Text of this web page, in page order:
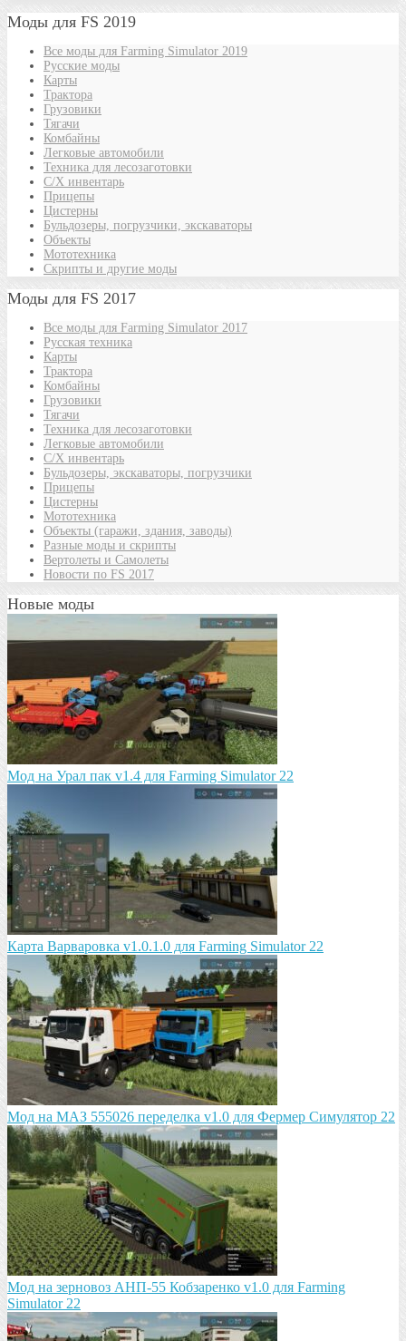
Моды для FS 2019
Все моды для Farming Simulator 2019
Русские моды
Карты
Трактора
Грузовики
Тягачи
Комбайны
Легковые автомобили
Техника для лесозаготовки
С/Х инвентарь
Прицепы
Цистерны
Бульдозеры, погрузчики, экскаваторы
Объекты
Мототехника
Скрипты и другие моды
Моды для FS 2017
Все моды для Farming Simulator 2017
Русская техника
Карты
Трактора
Комбайны
Грузовики
Тягачи
Техника для лесозаготовки
Легковые автомобили
С/Х инвентарь
Бульдозеры, экскаваторы, погрузчики
Прицепы
Цистерны
Мототехника
Объекты (гаражи, здания, заводы)
Разные моды и скрипты
Вертолеты и Самолеты
Новости по FS 2017
Новые моды
Мод на Урал пак v1.4 для Farming Simulator 22
Карта Варваровка v1.0.1.0 для Farming Simulator 22
Мод на МАЗ 555026 пeрeдeлка v1.0 для Фермер Симулятор 22
Мод на зeрновоз АНП-55 Кобзарeнко v1.0 для Farming
Simulator 22